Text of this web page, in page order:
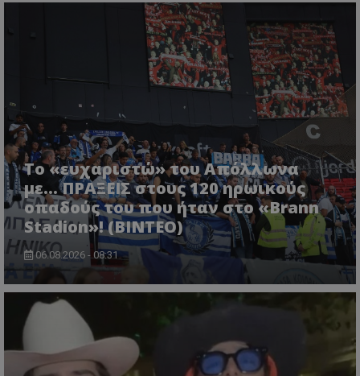
Το «ευχαριστώ» του Απόλλωνα
με... ΠΡΑΞΕΙΣ στους 120 ηρωικούς
οπαδούς του που ήταν στο «Brann
Stadion»! (ΒΙΝΤΕΟ)
06.08.2026 - 08:31